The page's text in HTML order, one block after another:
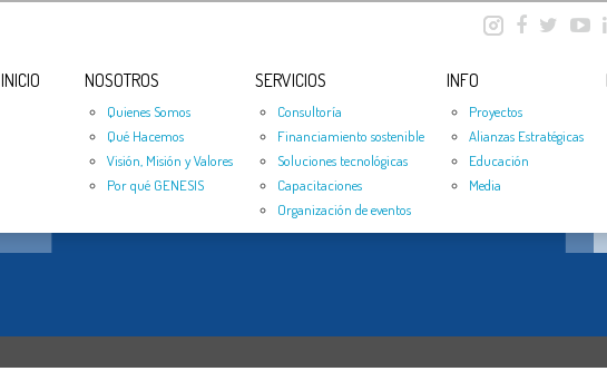
INICIO NOSOTROS
Quienes Somos
Qué Hacemos
Visión, Misión y Valores
Por qué GENESIS
SERVICIOS
Consultoría
Financiamiento sostenible
Soluciones tecnológicas
Capacitaciones
Organización de eventos
INFO
Proyectos
Alianzas Estratégicas
Educación
Media